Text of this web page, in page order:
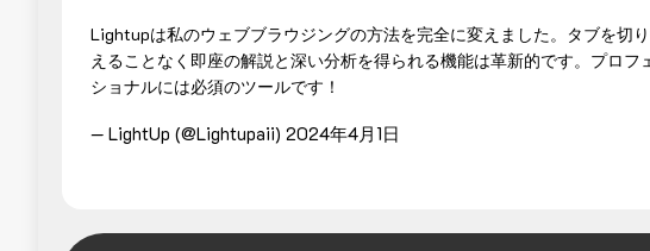
Lightupは私のウェブブラウジングの方法を完全に変えました。タブを切
えることなく即座の解説と深い分析を得られる機能は革新的です。プロフ
ショナルには必須のツールです！
— LightUp (@Lightupaii) 2024年4月1日